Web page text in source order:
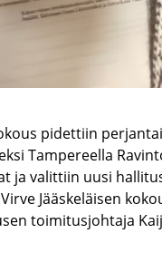
pidettiin
Tampereella
ja valittiin uusi
Jääskeläisen
toimitusjohtaja